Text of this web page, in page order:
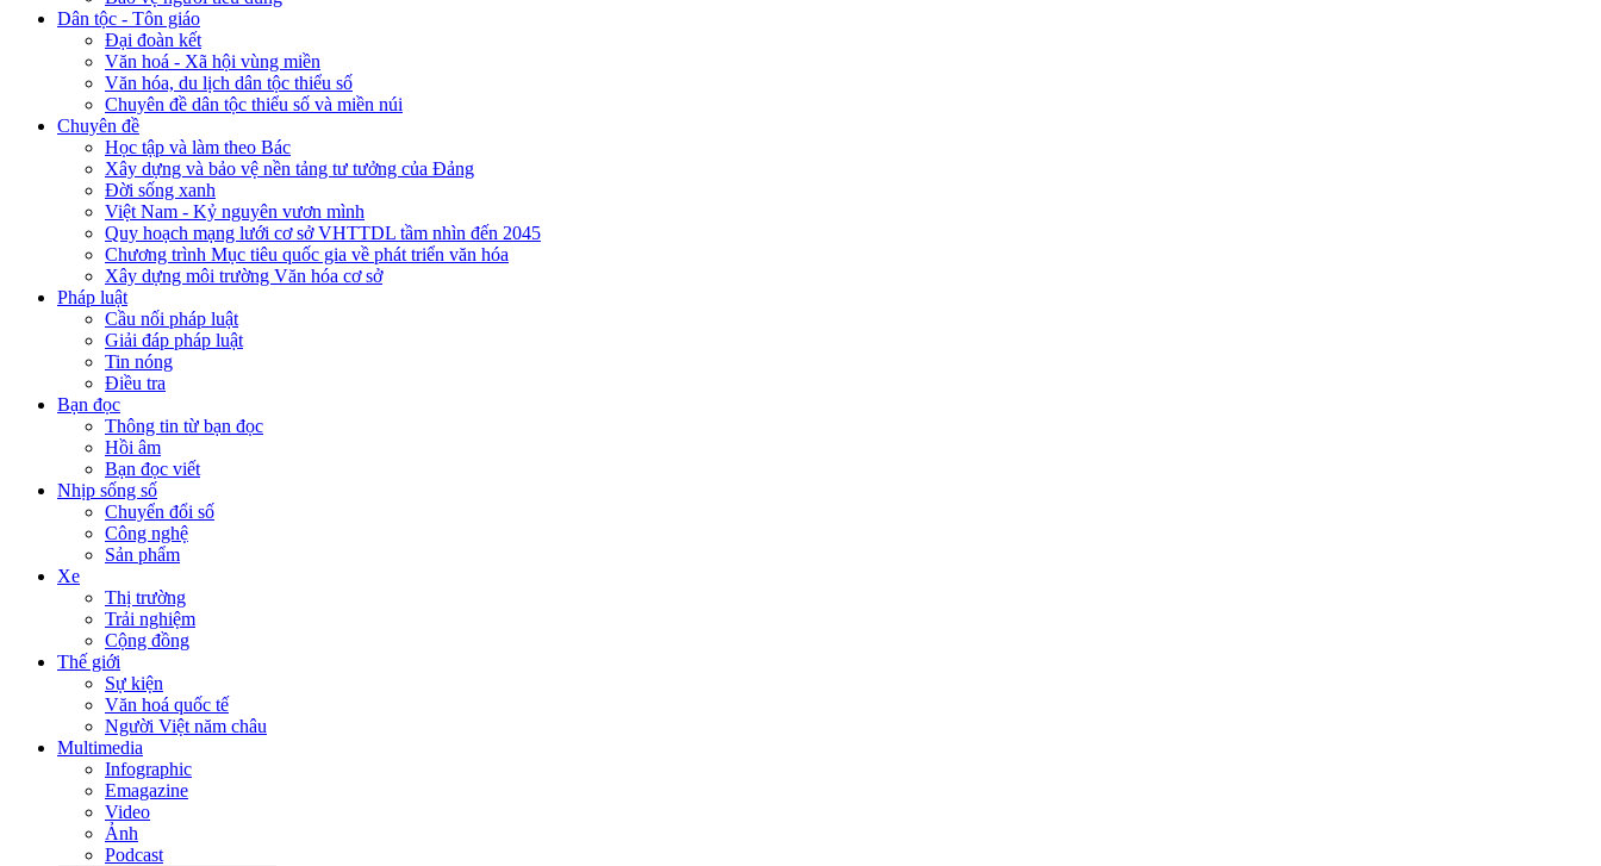
Dân tộc - Tôn giáo
Đại đoàn kết
Văn hoá - Xã hội vùng miền
Văn hóa, du lịch dân tộc thiểu số
Chuyên đề dân tộc thiểu số và miền núi
Chuyên đề
Học tập và làm theo Bác
Xây dựng và bảo vệ nền tảng tư tưởng của Đảng
Đời sống xanh
Việt Nam - Kỷ nguyên vươn mình
Quy hoạch mạng lưới cơ sở VHTTDL tầm nhìn đến 2045
Chương trình Mục tiêu quốc gia về phát triển văn hóa
Xây dựng môi trường Văn hóa cơ sở
Pháp luật
Cầu nối pháp luật
Giải đáp pháp luật
Tin nóng
Điều tra
Bạn đọc
Thông tin từ bạn đọc
Hồi âm
Bạn đọc viết
Nhịp sống số
Chuyển đổi số
Công nghệ
Sản phẩm
Xe
Thị trường
Trải nghiệm
Cộng đồng
Thế giới
Sự kiện
Văn hoá quốc tế
Người Việt năm châu
Multimedia
Infographic
Emagazine
Video
Ảnh
Podcast